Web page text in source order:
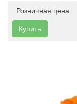
Розничная цена:
Купить